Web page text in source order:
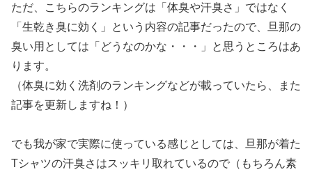
ただ、こちらのランキングは「体臭や汗臭さ」ではなく
「生乾き臭に効く」という内容の記事だったので、旦那の
臭い用としては「どうなのかな・・・」と思うところはあ
ります。
（体臭に効く洗剤のランキングなどが載っていたら、また
記事を更新しますね！）
でも我が家で実際に使っている感じとしては、旦那が着た
Tシャツの汗臭さはスッキリ取れているので（もちろん素